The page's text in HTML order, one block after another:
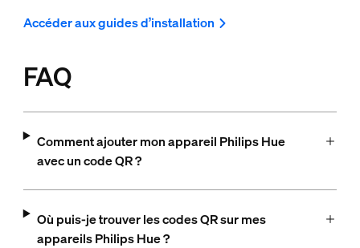
Accéder aux guides d’installation
FAQ
Comment ajouter mon appareil Philips Hue
avec un code QR ?
Où puis-je trouver les codes QR sur mes
appareils Philips Hue ?